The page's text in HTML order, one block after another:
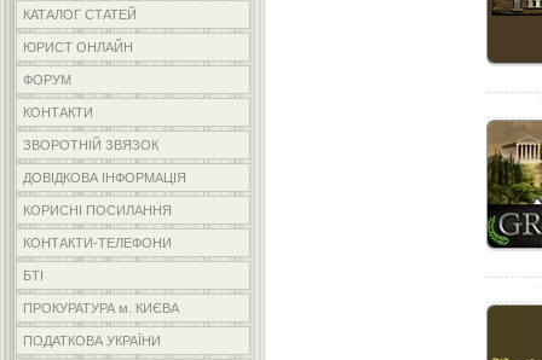
КАТАЛОГ СТАТЕЙ
ЮРИСТ ОНЛАЙН
ФОРУМ
КОНТАКТИ
ЗВОРОТНІЙ ЗВЯЗОК
ДОВІДКОВА ІНФОРМАЦІЯ
КОРИСНІ ПОСИЛАННЯ
КОНТАКТИ-ТЕЛЕФОНИ
БТІ
ПРОКУРАТУРА м. КИЄВА
ПОДАТКОВА УКРАЇНИ